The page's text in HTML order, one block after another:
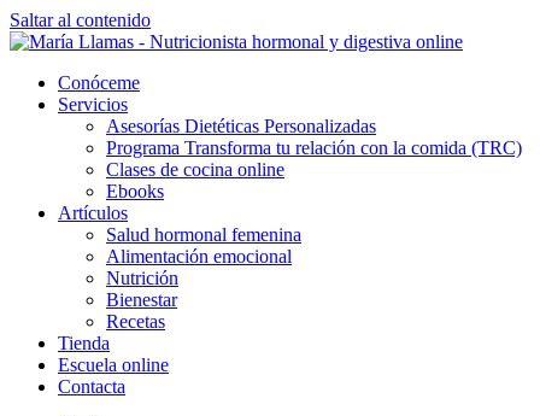
Saltar al contenido
Conóceme
Servicios
Asesorías Dietéticas Personalizadas
Programa Transforma tu relación con la comida (TRC)
Clases de cocina online
Ebooks
Artículos
Salud hormonal femenina
Alimentación emocional
Nutrición
Bienestar
Recetas
Tienda
Escuela online
Contacta